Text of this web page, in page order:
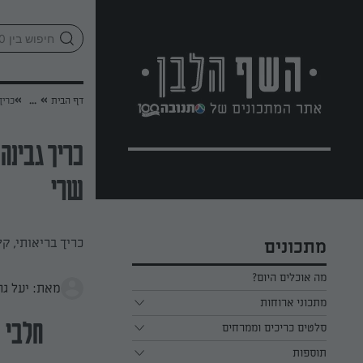
מתכונים
מה אוכלים היום?
מתכוני ארוחות
ארוחת בוקר
ארוחת צהריים
סלטים כריכים וממרחים
כל הסלטים כריכים וממרחים
תוספות
דף הבית »
...
»
כריך
שרי
כריך בריאותי,
מאת: יעל
חלבי